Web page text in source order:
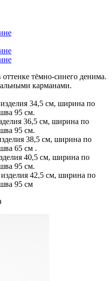
тёмно-синего денима.
карманами.
34,5 см, ширина по
95 см.
36,5 см, ширина по
95 см.
38,5 см, ширина по
65 см .
40,5 см, ширина по
95 см.
42,5 см, ширина по
95 см